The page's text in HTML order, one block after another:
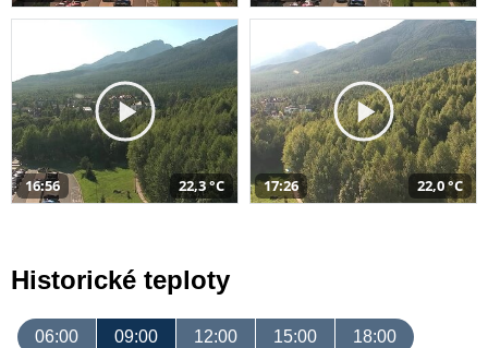
16:56 22,3 °C 17:26 22,0 °C
Historické teploty
06:00 09:00 12:00 15:00 18:00